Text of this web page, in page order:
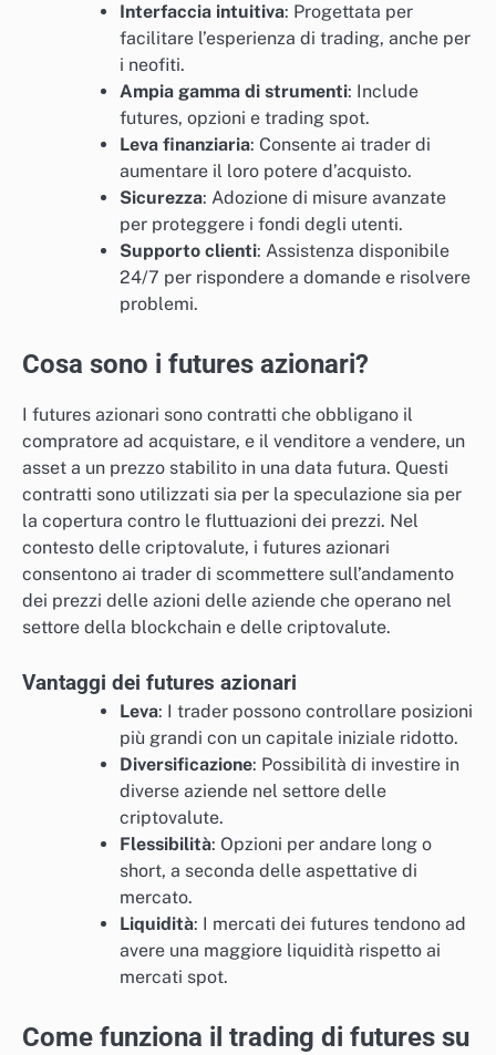
Interfaccia intuitiva: Progettata per
facilitare l’esperienza di trading, anche per
i neofiti.
Ampia gamma di strumenti: Include
futures, opzioni e trading spot.
Leva finanziaria: Consente ai trader di
aumentare il loro potere d’acquisto.
Sicurezza: Adozione di misure avanzate
per proteggere i fondi degli utenti.
Supporto clienti: Assistenza disponibile
24/7 per rispondere a domande e risolvere
problemi.
Cosa sono i futures azionari?
I futures azionari sono contratti che obbligano il
compratore ad acquistare, e il venditore a vendere, un
asset a un prezzo stabilito in una data futura. Questi
contratti sono utilizzati sia per la speculazione sia per
la copertura contro le fluttuazioni dei prezzi. Nel
contesto delle criptovalute, i futures azionari
consentono ai trader di scommettere sull’andamento
dei prezzi delle azioni delle aziende che operano nel
settore della blockchain e delle criptovalute.
Vantaggi dei futures azionari
Leva: I trader possono controllare posizioni
più grandi con un capitale iniziale ridotto.
Diversificazione: Possibilità di investire in
diverse aziende nel settore delle
criptovalute.
Flessibilità: Opzioni per andare long o
short, a seconda delle aspettative di
mercato.
Liquidità: I mercati dei futures tendono ad
avere una maggiore liquidità rispetto ai
mercati spot.
Come funziona il trading di futures su